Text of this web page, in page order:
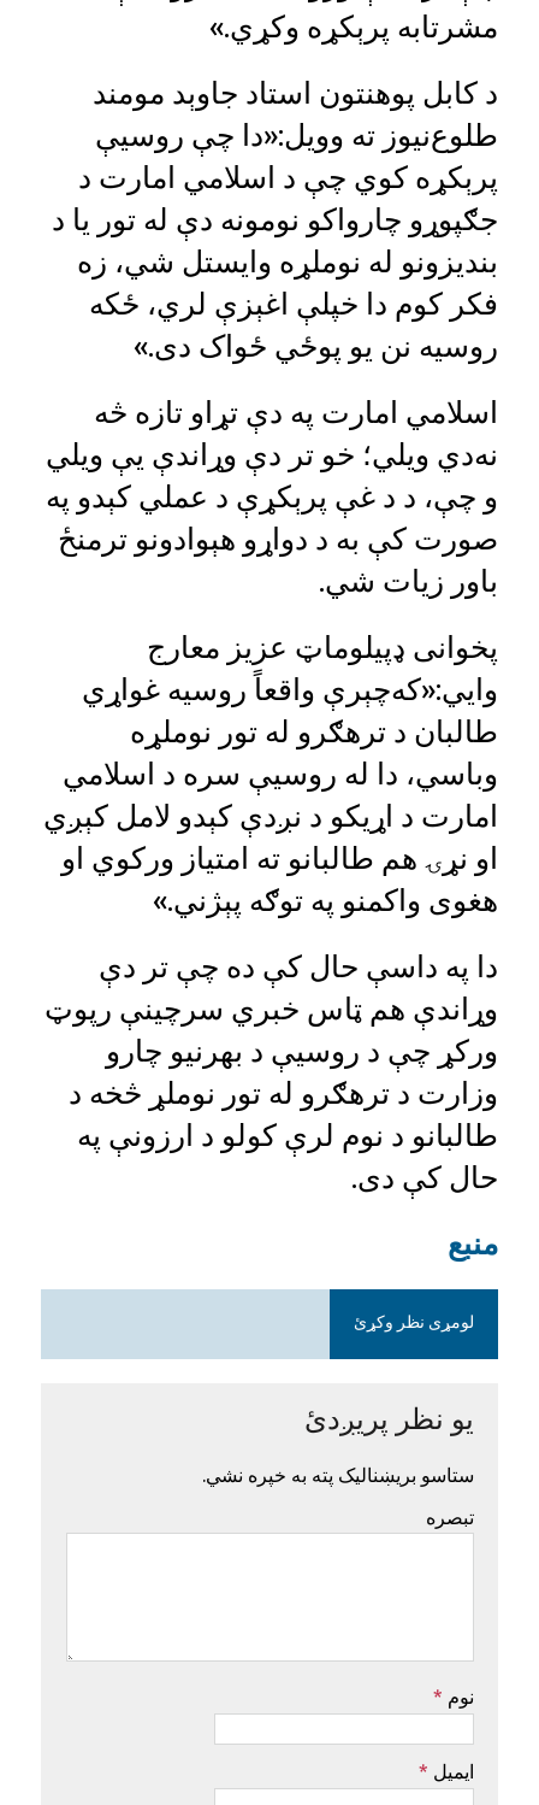
مشرتابه پرېکړه وکړي.»
د کابل پوهنتون استاد جاوېد مومند
طلوع‌نیوز ته وویل:«دا چې روسیې
پرېکړه کوي چې د اسلامي امارت د
جګپوړو چارواکو نومونه دې له تور یا د
بندیزونو له نوملړه وایستل شي، زه
فکر کوم دا خپلې اغېزې لري، ځکه
روسیه نن یو پوځي ځواک دی.»
اسلامي امارت په دې تړاو تازه څه
نه‌دي ویلي؛ خو تر دې وړاندې یې ویلي
و چې، د د غې پرېکړې د عملي کېدو په
صورت کې به د دواړو هېوادونو ترمنځ
باور زیات شي.
پخوانی ډپيلوماټ عزیز معارج
وايي:«که‌چېرې واقعاً روسیه غواړي
طالبان د ترهګرو له تور نوملړه
وباسي، دا له روسیې سره د اسلامي
امارت د اړیکو د نږدې کېدو لامل کېږي
او نړۍ هم طالبانو ته امتیاز ورکوي او
هغوی واکمنو په توګه پېژني.»
دا په داسې حال کې ده چې تر دې
وړاندې هم ټاس خبري سرچینې رپوټ
ورکړ چې د روسیې د بهرنیو چارو
وزارت د ترهګرو له تور نوملړ څخه د
طالبانو د نوم لرې کولو د ارزونې په
حال کې دی.
منبع
لومړی نظر وکړئ
یو نظر پریږدئ
ستاسو بریښنالیک پته به خپره نشي.
تبصره
نوم *
ایمیل *